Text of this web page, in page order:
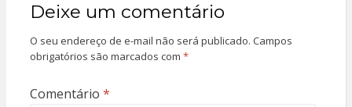
Deixe um comentário
O seu endereço de e-mail não será publicado. Campos
obrigatórios são marcados com *
Comentário *